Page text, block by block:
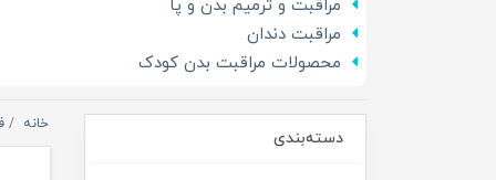
مراقبت و ترمیم بدن و پا
مراقبت دندان
محصولات مراقبت بدن کودک
دسته‌بندی
خانه